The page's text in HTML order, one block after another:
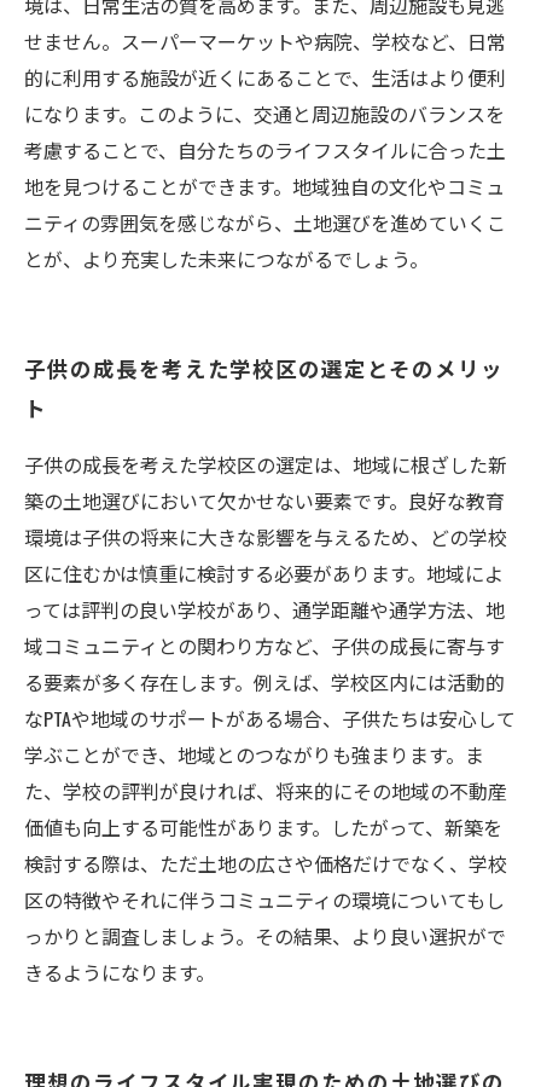
せません。スーパーマーケットや病院、学校など、日常
的に利用する施設が近くにあることで、生活はより便利
になります。このように、交通と周辺施設のバランスを
考慮することで、自分たちのライフスタイルに合った土
地を見つけることができます。地域独自の文化やコミュ
ニティの雰囲気を感じながら、土地選びを進めていくこ
とが、より充実した未来につながるでしょう。
子供の成長を考えた学校区の選定とそのメリッ
ト
子供の成長を考えた学校区の選定は、地域に根ざした新
築の土地選びにおいて欠かせない要素です。良好な教育
環境は子供の将来に大きな影響を与えるため、どの学校
区に住むかは慎重に検討する必要があります。地域によ
っては評判の良い学校があり、通学距離や通学方法、地
域コミュニティとの関わり方など、子供の成長に寄与す
る要素が多く存在します。例えば、学校区内には活動的
なPTAや地域のサポートがある場合、子供たちは安心して
学ぶことができ、地域とのつながりも強まります。ま
た、学校の評判が良ければ、将来的にその地域の不動産
価値も向上する可能性があります。したがって、新築を
検討する際は、ただ土地の広さや価格だけでなく、学校
区の特徴やそれに伴うコミュニティの環境についてもし
っかりと調査しましょう。その結果、より良い選択がで
きるようになります。